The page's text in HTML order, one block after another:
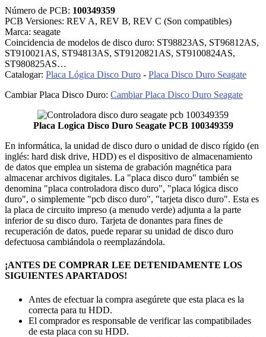
Número de PCB: 100349359
PCB Versiones: REV A, REV B, REV C (Son compatibles)
Marca: seagate
Coincidencia de modelos de disco duro: ST98823AS, ST96812AS,
ST910021AS, ST94813AS, ST9120821AS, ST9100824AS,
ST980825AS…
Catalogar: Placa Lógica Disco Duro - Placa Disco Duro Seagate
Cambiar Placa Disco Duro: Cambiar Placa Disco Duro Seagate
Placa Logica Disco Duro Seagate PCB 100349359
En informática, la unidad de disco duro o unidad de disco rígido (en
inglés: hard disk drive, HDD) es el dispositivo de almacenamiento
de datos que emplea un sistema de grabación magnética para
almacenar archivos digitales. La "placa disco duro" también se
denomina "placa controladora disco duro", "placa lógica disco
duro", o simplemente "pcb disco duro", "tarjeta disco duro". Esta es
la placa de circuito impreso (a menudo verde) adjunta a la parte
inferior de su disco duro. Tarjeta de donantes para fines de
recuperación de datos, puede reparar su unidad de disco duro
defectuosa cambiándola o reemplazándola.
¡ANTES DE COMPRAR LEE DETENIDAMENTE LOS
SIGUIENTES APARTADOS!
Antes de efectuar la compra asegúrete que esta placa es la
correcta para tu HDD.
El comprador es responsable de verificar las compatibilades
de esta placa con su HDD.